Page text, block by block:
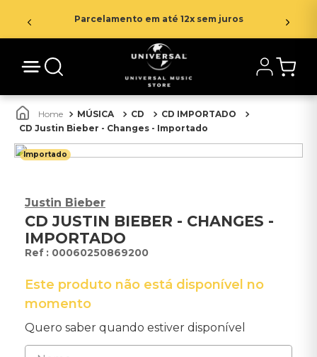
Parcelamento em até 12x sem juros
MÚSICA CD
CD IMPORTADO
CD Justin Bieber - Changes - Importado
Importado
Justin Bieber
CD JUSTIN BIEBER - CHANGES -
IMPORTADO
: 00060250869200
Este produto não está disponível no
momento
Quero saber quando estiver disponível